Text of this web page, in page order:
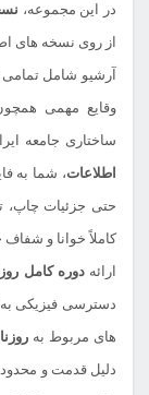
در این مجموعه،
از روی نسخه های
آرشیو شامل
وقایع مهمی
ساختاری جامعه
اطلاعات، شما به
حتی جزئیات چاپ،
کاملاً خوانا و
ارائهدوره کامل
دسترسی فیزیکی
های مربوط به
دلیل قدمت و